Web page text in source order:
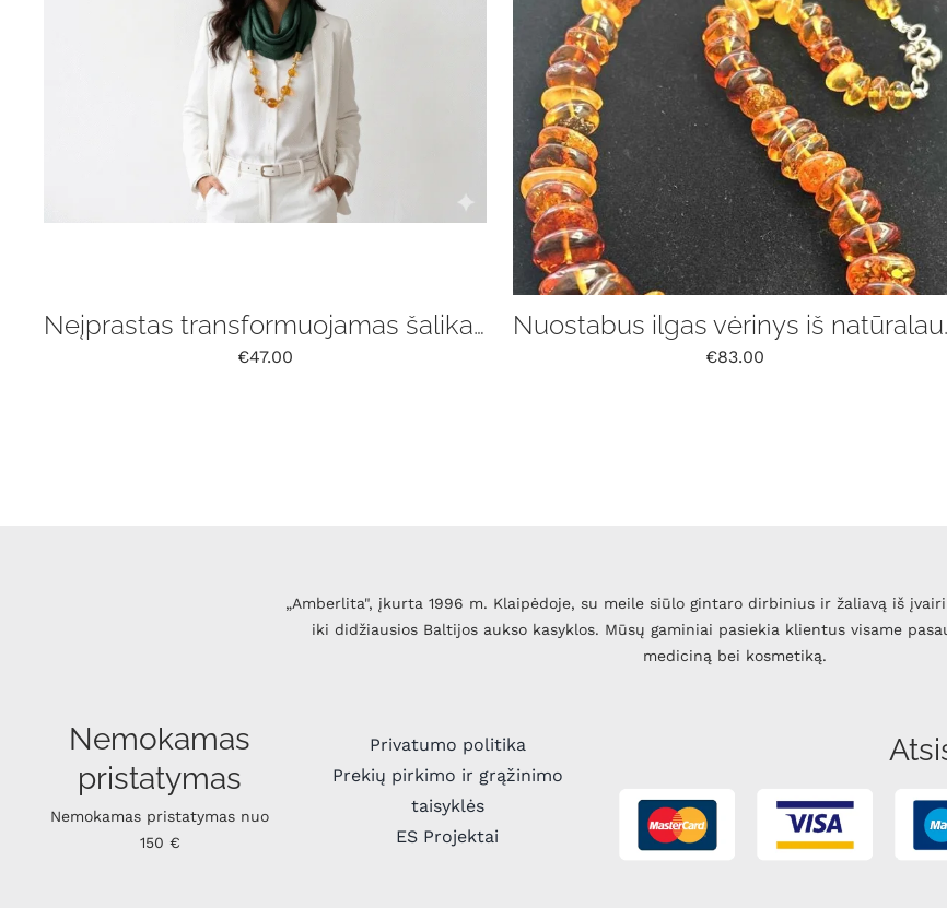
Neįprastas transformuojamas šalikas su gintaru
€47.00 €83.00
„Amberlita", įkurta 1996 m. Klaipėdoje, su meile siūlo gintaro dirbinius ir žaliavą iš
iki didžiausios Baltijos aukso kasyklos. Mūsų gaminiai pasiekia klientus visame
mediciną bei kosmetiką.
Nemokamas
pristatymas
Nemokamas pristatymas nuo
150 €
Privatumo politika
Prekių pirkimo ir grąžinimo
taisyklės
ES Projektai